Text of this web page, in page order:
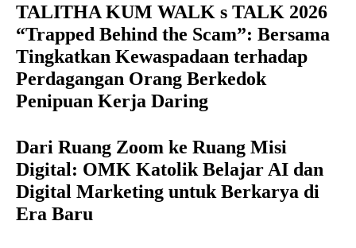
TALITHA KUM WALK s TALK 2026
“Trapped Behind the Scam”: Bersama
Tingkatkan Kewaspadaan terhadap
Perdagangan Orang Berkedok
Penipuan Kerja Daring
Dari Ruang Zoom ke Ruang Misi
Digital: OMK Katolik Belajar AI dan
Digital Marketing untuk Berkarya di
Era Baru